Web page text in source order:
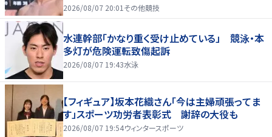
家庭を築いていきたい」
2026/08/07 20:01 その他競技
水連幹部「かなり重く受け止めている」 競泳・本
多灯が危険運転致傷起訴
2026/08/07 19:43水泳
【フィギュア】坂本花織さん「今は主婦頑張ってま
す」スポーツ功労者表彰式 謝辞の大役も
2026/08/07 19:54ウィンタースポーツ